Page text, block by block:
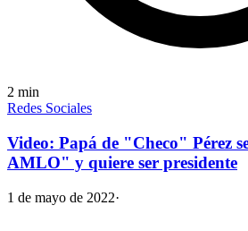
2 min
Redes Sociales
Video: Papá de "Checo" Pérez
AMLO" y quiere ser presidente
1 de mayo de 2022·